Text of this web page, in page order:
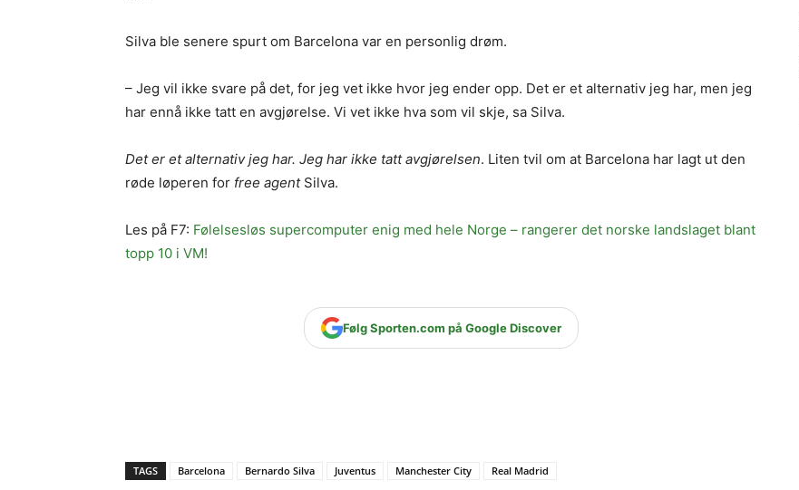
Silva ble senere spurt om Barcelona var en personlig drøm.
– Jeg vil ikke svare på det, for jeg vet ikke hvor jeg ender opp. Det er et alternativ jeg har, men jeg
har ennå ikke tatt en avgjørelse. Vi vet ikke hva som vil skje, sa Silva.
Det er et alternativ jeg har. Jeg har ikke tatt avgjørelsen. Liten tvil om at Barcelona har lagt ut den
røde løperen for free agent Silva.
Les på F7: Følelsesløs supercomputer enig med hele Norge – rangerer det norske landslaget blant
topp 10 i VM!
Følg Sporten.com på Google Discover
TAGS Barcelona Bernardo Silva Juventus Manchester City Real Madrid